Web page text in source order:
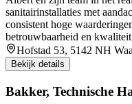
sanitairinstallaties met
consistent hoge
betrouwbaarheid en
Hofstad 53, 5142 NH
Bekijk details
Bakker, Technische